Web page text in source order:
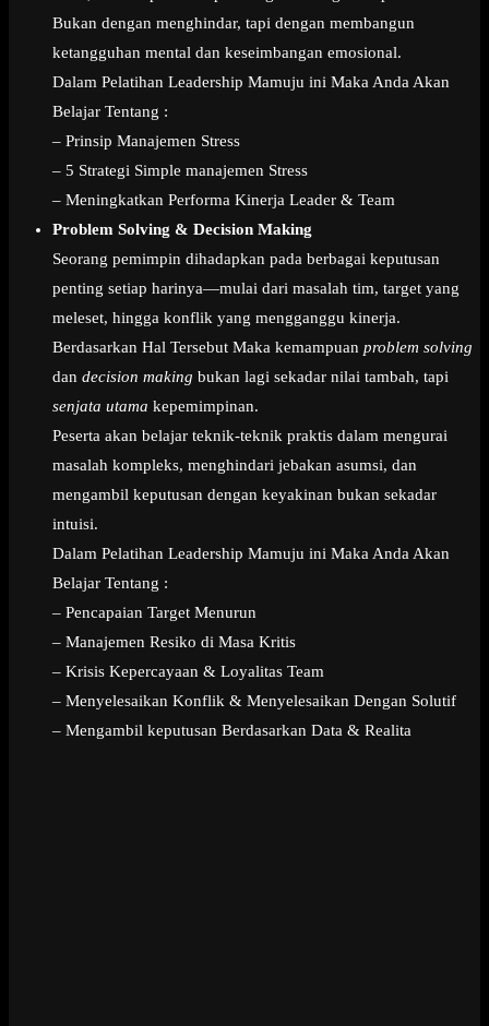
Bukan dengan menghindar, tapi dengan membangun
ketangguhan mental dan keseimbangan emosional.
Dalam Pelatihan Leadership Mamuju ini Maka Anda Akan
Belajar Tentang :
– Prinsip Manajemen Stress
– 5 Strategi Simple manajemen Stress
– Meningkatkan Performa Kinerja Leader & Team
Problem Solving & Decision Making
Seorang pemimpin dihadapkan pada berbagai keputusan
penting setiap harinya—mulai dari masalah tim, target yang
meleset, hingga konflik yang mengganggu kinerja.
Berdasarkan Hal Tersebut Maka kemampuan problem solving
dan decision making bukan lagi sekadar nilai tambah, tapi
senjata utama kepemimpinan.
Peserta akan belajar teknik-teknik praktis dalam mengurai
masalah kompleks, menghindari jebakan asumsi, dan
mengambil keputusan dengan keyakinan bukan sekadar
intuisi.
Dalam Pelatihan Leadership Mamuju ini Maka Anda Akan
Belajar Tentang :
– Pencapaian Target Menurun
– Manajemen Resiko di Masa Kritis
– Krisis Kepercayaan & Loyalitas Team
– Menyelesaikan Konflik & Menyelesaikan Dengan Solutif
– Mengambil keputusan Berdasarkan Data & Realita